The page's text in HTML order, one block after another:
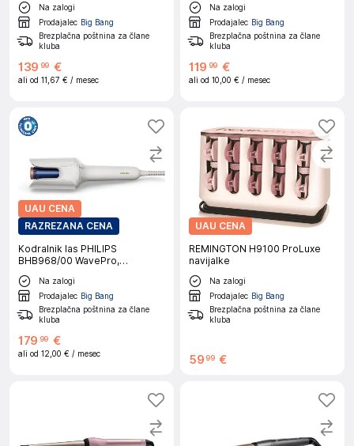
Na zalogi
Prodajalec Big Bang
Brezplačna poštnina za člane
kluba
139 99 €
ali od 11,67 € / mesec
Na zalogi
Prodajalec Big Bang
Brezplačna poštnina za člane
kluba
119 99 €
ali od 10,00 € / mesec
UAU CENA
RAZREZANA CENA
Kodralnik las PHILIPS
BHB968/00 WavePro,
samodejni
Na zalogi
Prodajalec Big Bang
Brezplačna poštnina za člane
kluba
179 99 €
ali od 12,00 € / mesec
UAU CENA
REMINGTON H9100 ProLuxe
navijalke
Na zalogi
Prodajalec Big Bang
Brezplačna poštnina za člane
kluba
59 99 €